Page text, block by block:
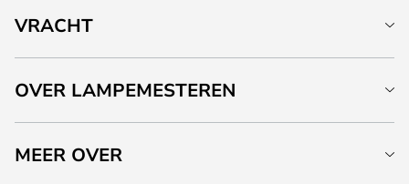
VRACHT
OVER LAMPEMESTEREN
MEER OVER